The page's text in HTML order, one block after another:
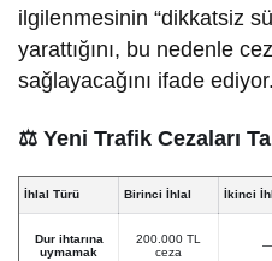
ilgilenmesinin “dikkatsiz
yarattığını, bu nedenle
sağlayacağını ifade ediyor.
⚖️ Yeni Trafik Cezaları
İhlal Türü Birinci İhlal İkinci
Dur ihtarına
uymamak
200.000 TL
ceza